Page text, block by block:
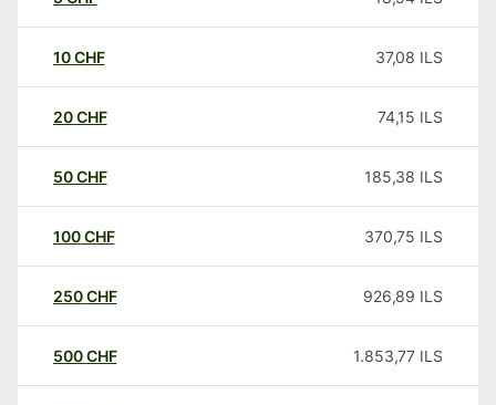
10CHF 37,08 ILS
20CHF 74,15 ILS
50CHF 185,38 ILS
100CHF 370,75 ILS
250CHF 926,89 ILS
500CHF 1.853,77 ILS